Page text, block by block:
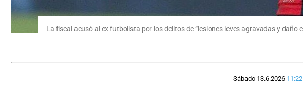
La fiscal acusó al ex futbolista por los delitos de “lesiones leves agravadas y daño
Sábado 13.6.2026 11:22